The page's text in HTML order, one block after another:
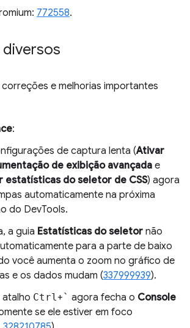
772558.
e melhorias importantes
:
de captura lenta (Ativar
de exibição avançada e
estatísticas do seletor de CSS) agora
automaticamente na próxima
do DevTools.
a guia Estatísticas do seletor não
para a parte de baixo
você aumenta o zoom no gráfico de
e os dados mudam (337999939).
atalho Ctrl+` agora fecha o Console
se ele estiver em foco